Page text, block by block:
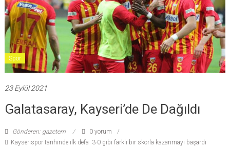
Spor
23 Eylül 2021
Galatasaray, Kayseri’de De Dağıldı
Gönderen: gazetem
0 yorum
Kayserispor tarihinde ilk defa 3-0 gibi farklı bir skorla kazanmayı başardı